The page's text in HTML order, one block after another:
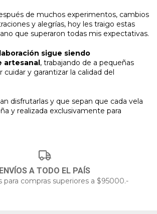
de muchos experimentos, cambios
y alegrías, hoy les traigo estas
que superaron todas mis expectativas.
sigue siendo
artesanal, trabajando de a pequeñas
cuidar y garantizar la calidad del
disfrutarlas y que sepan que cada vela
y realizada exclusivamente para
ENVÍOS A TODO EL PAÍS
para compras superiores a $95000.-